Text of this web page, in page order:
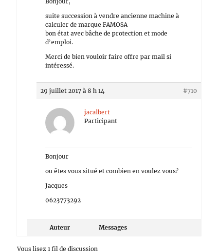
suite succession à vendre ancienne machine à
calculer de marque FAMOSA
bon état avec bâche de protection et mode
d’emploi.
Merci de bien vouloir faire offre par mail si
intéressé.
29 juillet 2017 à 8 h 14 #710
jacalbert
Participant
Bonjour
ou êtes vous situé et combien en voulez vous?
Jacques
0623773292
Auteur Messages
Vous lisez 1 fil de discussion